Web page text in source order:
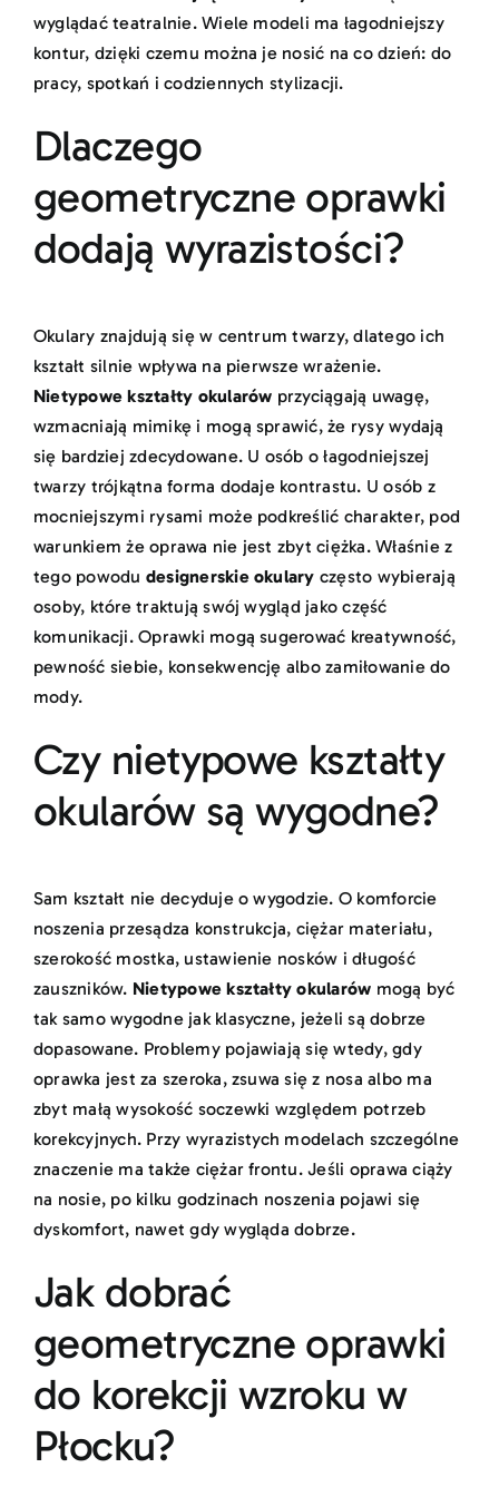
wyglądać teatralnie. Wiele modeli ma łagodniejszy
kontur, dzięki czemu można je nosić na co dzień: do
pracy, spotkań i codziennych stylizacji.
Dlaczego
geometryczne oprawki
dodają wyrazistości?
Okulary znajdują się w centrum twarzy, dlatego ich
kształt silnie wpływa na pierwsze wrażenie.
Nietypowe kształty okularów przyciągają uwagę,
wzmacniają mimikę i mogą sprawić, że rysy wydają
się bardziej zdecydowane. U osób o łagodniejszej
twarzy trójkątna forma dodaje kontrastu. U osób z
mocniejszymi rysami może podkreślić charakter, pod
warunkiem że oprawa nie jest zbyt ciężka. Właśnie z
tego powodu designerskie okulary często wybierają
osoby, które traktują swój wygląd jako część
komunikacji. Oprawki mogą sugerować kreatywność,
pewność siebie, konsekwencję albo zamiłowanie do
mody.
Czy nietypowe kształty
okularów są wygodne?
Sam kształt nie decyduje o wygodzie. O komforcie
noszenia przesądza konstrukcja, ciężar materiału,
szerokość mostka, ustawienie nosków i długość
zauszników. Nietypowe kształty okularów mogą być
tak samo wygodne jak klasyczne, jeżeli są dobrze
dopasowane. Problemy pojawiają się wtedy, gdy
oprawka jest za szeroka, zsuwa się z nosa albo ma
zbyt małą wysokość soczewki względem potrzeb
korekcyjnych. Przy wyrazistych modelach szczególne
znaczenie ma także ciężar frontu. Jeśli oprawa ciąży
na nosie, po kilku godzinach noszenia pojawi się
dyskomfort, nawet gdy wygląda dobrze.
Jak dobrać
geometryczne oprawki
do korekcji wzroku w
Płocku?